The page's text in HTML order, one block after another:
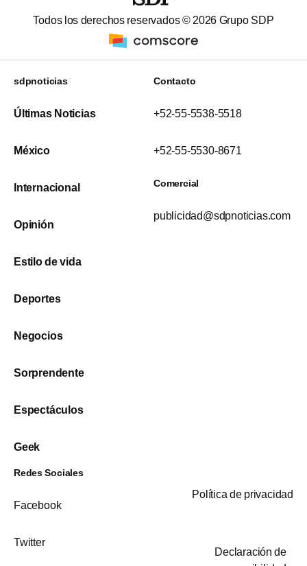
Todos los derechos reservados © 2026 Grupo SDP
sdpnoticias
Últimas Noticias
México
Internacional
Opinión
Estilo de vida
Deportes
Negocios
Sorprendente
Espectáculos
Geek
Contacto
+52-55-5538-5518
+52-55-5530-8671
Comercial
publicidad@sdpnoticias.com
Redes Sociales
Facebook
Twitter
Política de privacidad
Declaración de